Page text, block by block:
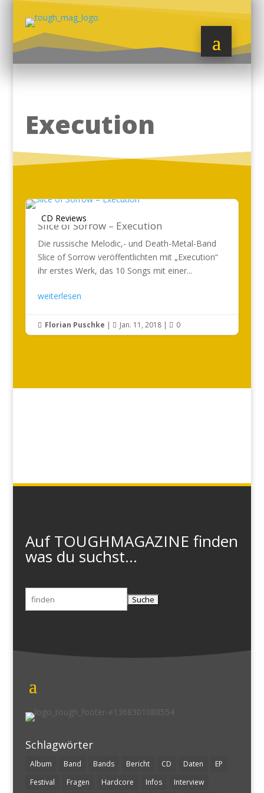
Execution
CD Reviews
Slice of Sorrow – Execution
Die russische Melodic,- und Death-Metal-Band
Slice of Sorrow veröffentlichten mit „Execution“
ihr erstes Werk, das 10 Songs mit einer...
weiterlesen
 Florian Puschke |  Jan. 11, 2018|  0
Auf TOUGHMAGAZINE finden
was du suchst...
Suchen
nach:
Schlagwörter
Album Band Bands Bericht CD Daten
EP
Festival
Fragen Hardcore Infos Interview